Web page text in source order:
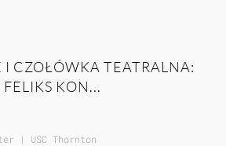
I CZOŁÓWKA TEATRALNA:
KON...
| USC Thornton